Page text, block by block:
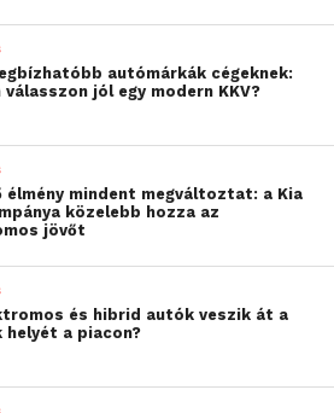
autómárkák cégeknek:
válasszon jól egy modern KKV?
élmény mindent megváltoztat: a Kia
közelebb hozza az
jövőt
és hibrid autók veszik át a
helyét a piacon?